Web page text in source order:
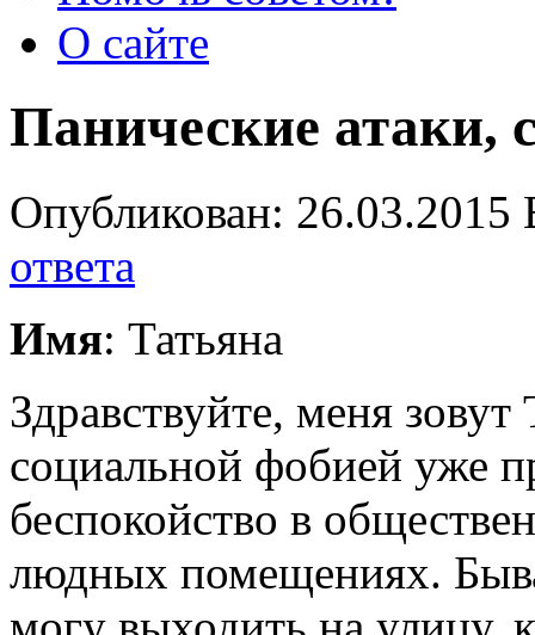
О сайте
Панические атаки,
Опубликован:
ответа
Имя: Татьяна
Здравствуйте, меня
социальной фобией уже
беспокойство в
людных помещениях.